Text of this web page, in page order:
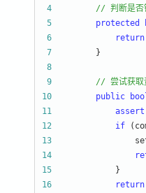
4
// 判断是否
5
protected
6
return
7
8
9
// 尝试获
10
public
11
assert
12
if
13
14
15
16
return